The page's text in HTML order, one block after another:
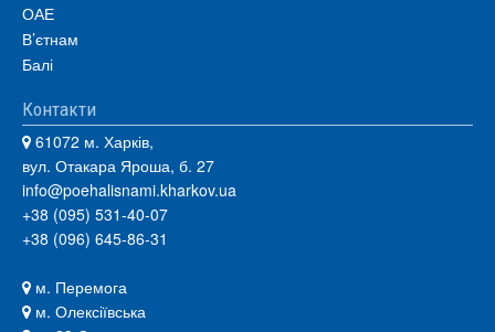
ОАЕ
В’єтнам
Балі
Контакти
61072 м. Харків,
вул. Отакара Яроша, б. 27
info@poehalisnami.kharkov.ua
+38 (095) 531-40-07
+38 (096) 645-86-31
м. Перемога
м. Олексіївська